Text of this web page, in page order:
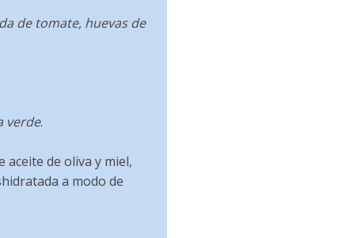
de tomate, huevas de
verde.
aceite de oliva y miel,
a modo de